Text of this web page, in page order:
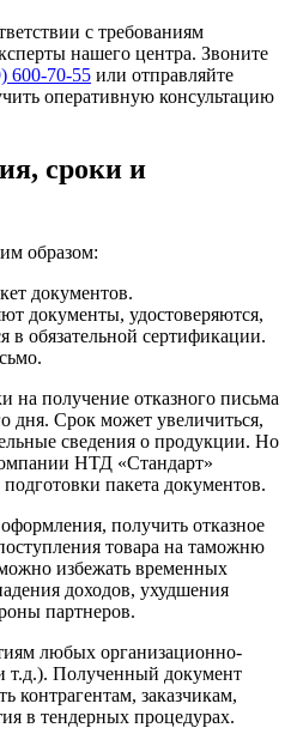
с требованиям
нашего центра. Звоните
600-70-55 или отправляйте
оперативную консультацию
сроки и
образом:
документов.
документы, удостоверяются,
в обязательной сертификации.
на получение отказного письма
дня. Срок может увеличиться,
сведения о продукции. Но
НТД «Стандарт»
подготовки пакета документов.
получить отказное
товара на таможню
избежать временных
доходов, ухудшения
партнеров.
любых организационно-
Полученный документ
контрагентам, заказчикам,
в тендерных процедурах.